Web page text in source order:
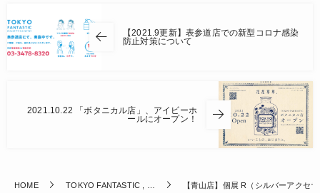
【2021.9更新】表参道店での新型コロナ感染
防止対策について
2021.10.22 「ボタニカル店」、アイビーホ
ールにオープン！
HOME TOKYO FANTASTIC , … 【青山店】個展 R（シルバーアクセ